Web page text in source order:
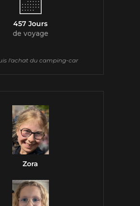
457 Jours
de voyage
l'achat du camping-car
Zora